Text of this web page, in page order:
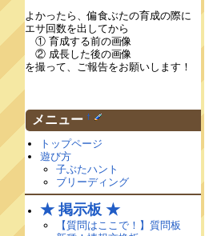
よかったら、偏食ぶたの育成の際に
エサ回数を出してから
① 育成する前の画像
② 成長した後の画像
を撮って、ご報告をお願いします！
メニュー †
トップページ
遊び方
子ぶたハント
ブリーディング
★ 掲示板 ★
【質問はここで！】質問板